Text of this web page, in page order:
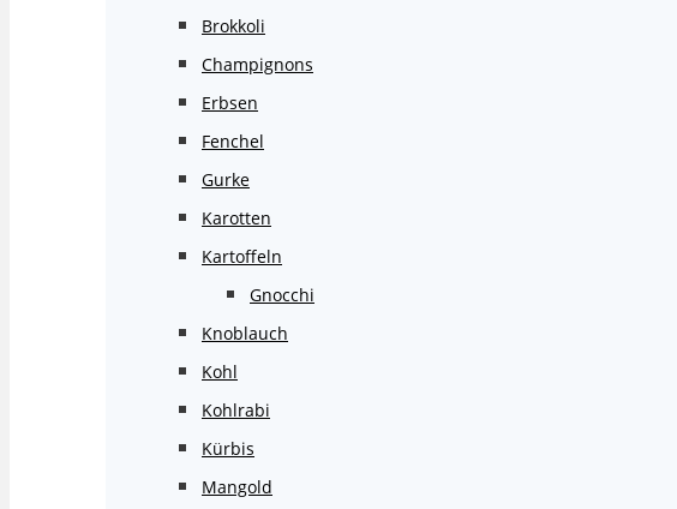
Brokkoli
Champignons
Erbsen
Fenchel
Gurke
Karotten
Kartoffeln
Gnocchi
Knoblauch
Kohl
Kohlrabi
Kürbis
Mangold